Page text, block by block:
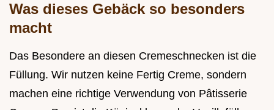
Was dieses Gebäck so besonders
macht
Das Besondere an diesen Cremeschnecken ist die
Füllung. Wir nutzen keine Fertig Creme, sondern
machen eine richtige Verwendung von Pâtisserie